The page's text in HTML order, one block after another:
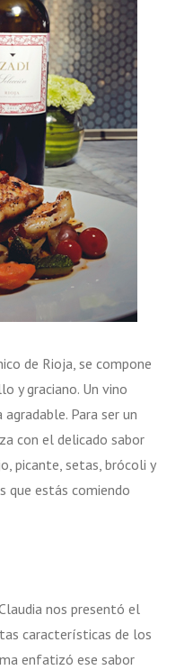
de Rioja, se compone
y graciano. Un vino
Para ser un
con el delicado sabor
picante, setas, brócoli y
que estás comiendo
nos presentó el
características de los
enfatizó ese sabor